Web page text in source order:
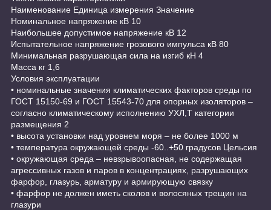
Наименование Единица измерения Значение
Номинальное напряжение кВ 10
Наибольшее допустимое напряжение кВ 12
Испытательное напряжение грозового импульса кВ 80
Минимальная разрушающая сила на изгиб кН 4
Масса кг 1,6
Условия эксплуатации
• номинальные значения климатических факторов среды по
ГОСТ 15150-69 и ГОСТ 15543-70 для опорных изоляторов –
согласно климатическому исполнению УХЛ,Т категории
размещения 2
• высота установки над уровнем моря – не более 1000 м
• температура окружающей среды -60..+50 градусов Цельсия
• окружающая среда – невзрывоопасная, не содержащая
агрессивных газов и паров в концентрациях, разрушающих
фарфор, глазурь, арматуру и армирующую связку
• фарфор не должен иметь сколов и волосяных трещин на
глазури